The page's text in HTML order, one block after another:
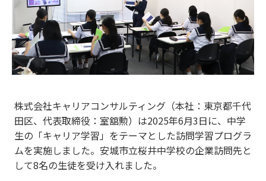
株式会社キャリアコンサルティング（本社：東京都千代
田区、代表取締役：室舘勲）は2025年6月3日に、中学
生の「キャリア学習」をテーマとした訪問学習プログラ
ムを実施しました。安城市立桜井中学校の企業訪問先と
して8名の生徒を受け入れました。